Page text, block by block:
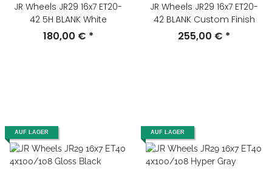
JR Wheels JR29 16x7 ET20-
42 5H BLANK White
180,00 € *
JR Wheels JR29 16x7 ET20-
42 BLANK Custom Finish
255,00 € *
AUF LAGER AUF LAGER